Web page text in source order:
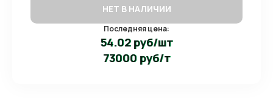
НЕТ В НАЛИЧИИ
Последняя цена:
54.02 руб/шт
73000 руб/т